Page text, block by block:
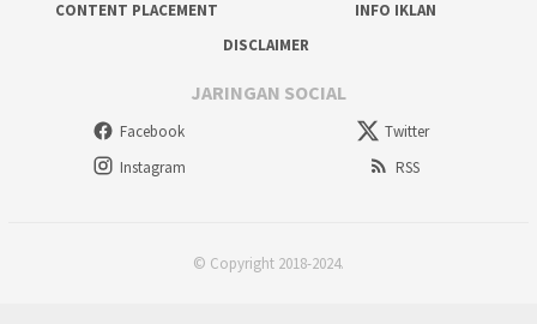
CONTENT PLACEMENT
INFO IKLAN
DISCLAIMER
JARINGAN SOCIAL
Facebook
Twitter
Instagram
RSS
© Copyright 2018-2024.